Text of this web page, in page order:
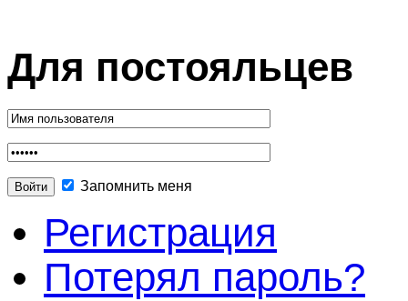
Для постояльцев
Запомнить меня
Регистрация
Потерял пароль?